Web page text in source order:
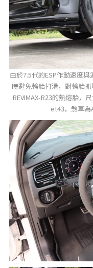
由於7.5代的ESP作動速度
時避免輪胎打滑，對輪胎
REVIMAX-R23的熱熔胎，
et43，煞車為